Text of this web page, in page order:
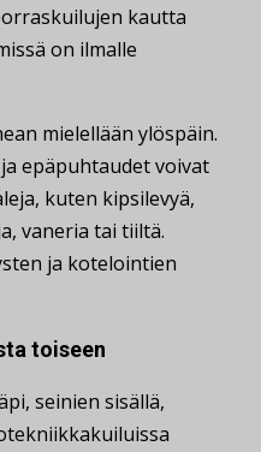
kautta
on ilmalle
mielellään ylöspäin.
epäpuhtaudet voivat
kuten kipsilevyä,
vaneria tai tiiltä.
ja kotelointien
toiseen
seinien sisällä,